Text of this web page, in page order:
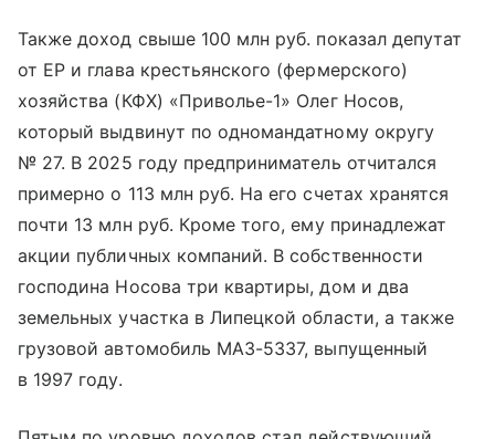
Также доход свыше 100 млн руб. показал депутат
от ЕР и глава крестьянского (фермерского)
хозяйства (КФХ) «Приволье-1» Олег Носов,
который выдвинут по одномандатному округу
№ 27. В 2025 году предприниматель отчитался
примерно о 113 млн руб. На его счетах хранятся
почти 13 млн руб. Кроме того, ему принадлежат
акции публичных компаний. В собственности
господина Носова три квартиры, дом и два
земельных участка в Липецкой области, а также
грузовой автомобиль МАЗ-5337, выпущенный
в 1997 году.